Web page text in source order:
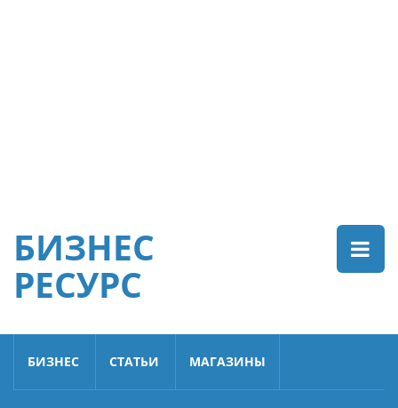
БИЗНЕС
РЕСУРС
БИЗНЕС СТАТЬИ МАГАЗИНЫ